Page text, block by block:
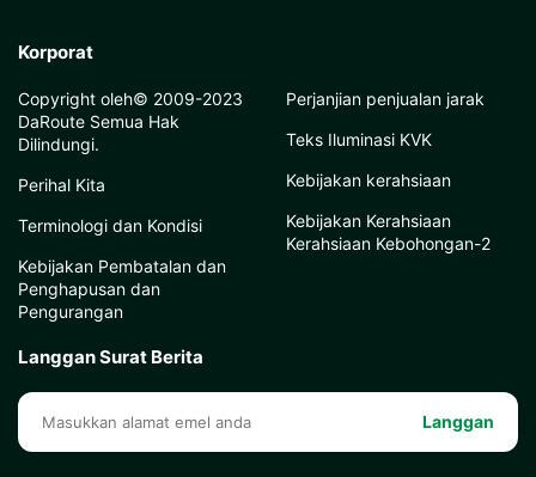
Korporat
Copyright oleh© 2009-2023
DaRoute Semua Hak
Dilindungi.
Perihal Kita
Terminologi dan Kondisi
Kebijakan Pembatalan dan
Penghapusan dan
Pengurangan
Perjanjian penjualan jarak
Teks Iluminasi KVK
Kebijakan kerahsiaan
Kebijakan Kerahsiaan
Kerahsiaan Kebohongan-2
Langgan Surat Berita
Langgan